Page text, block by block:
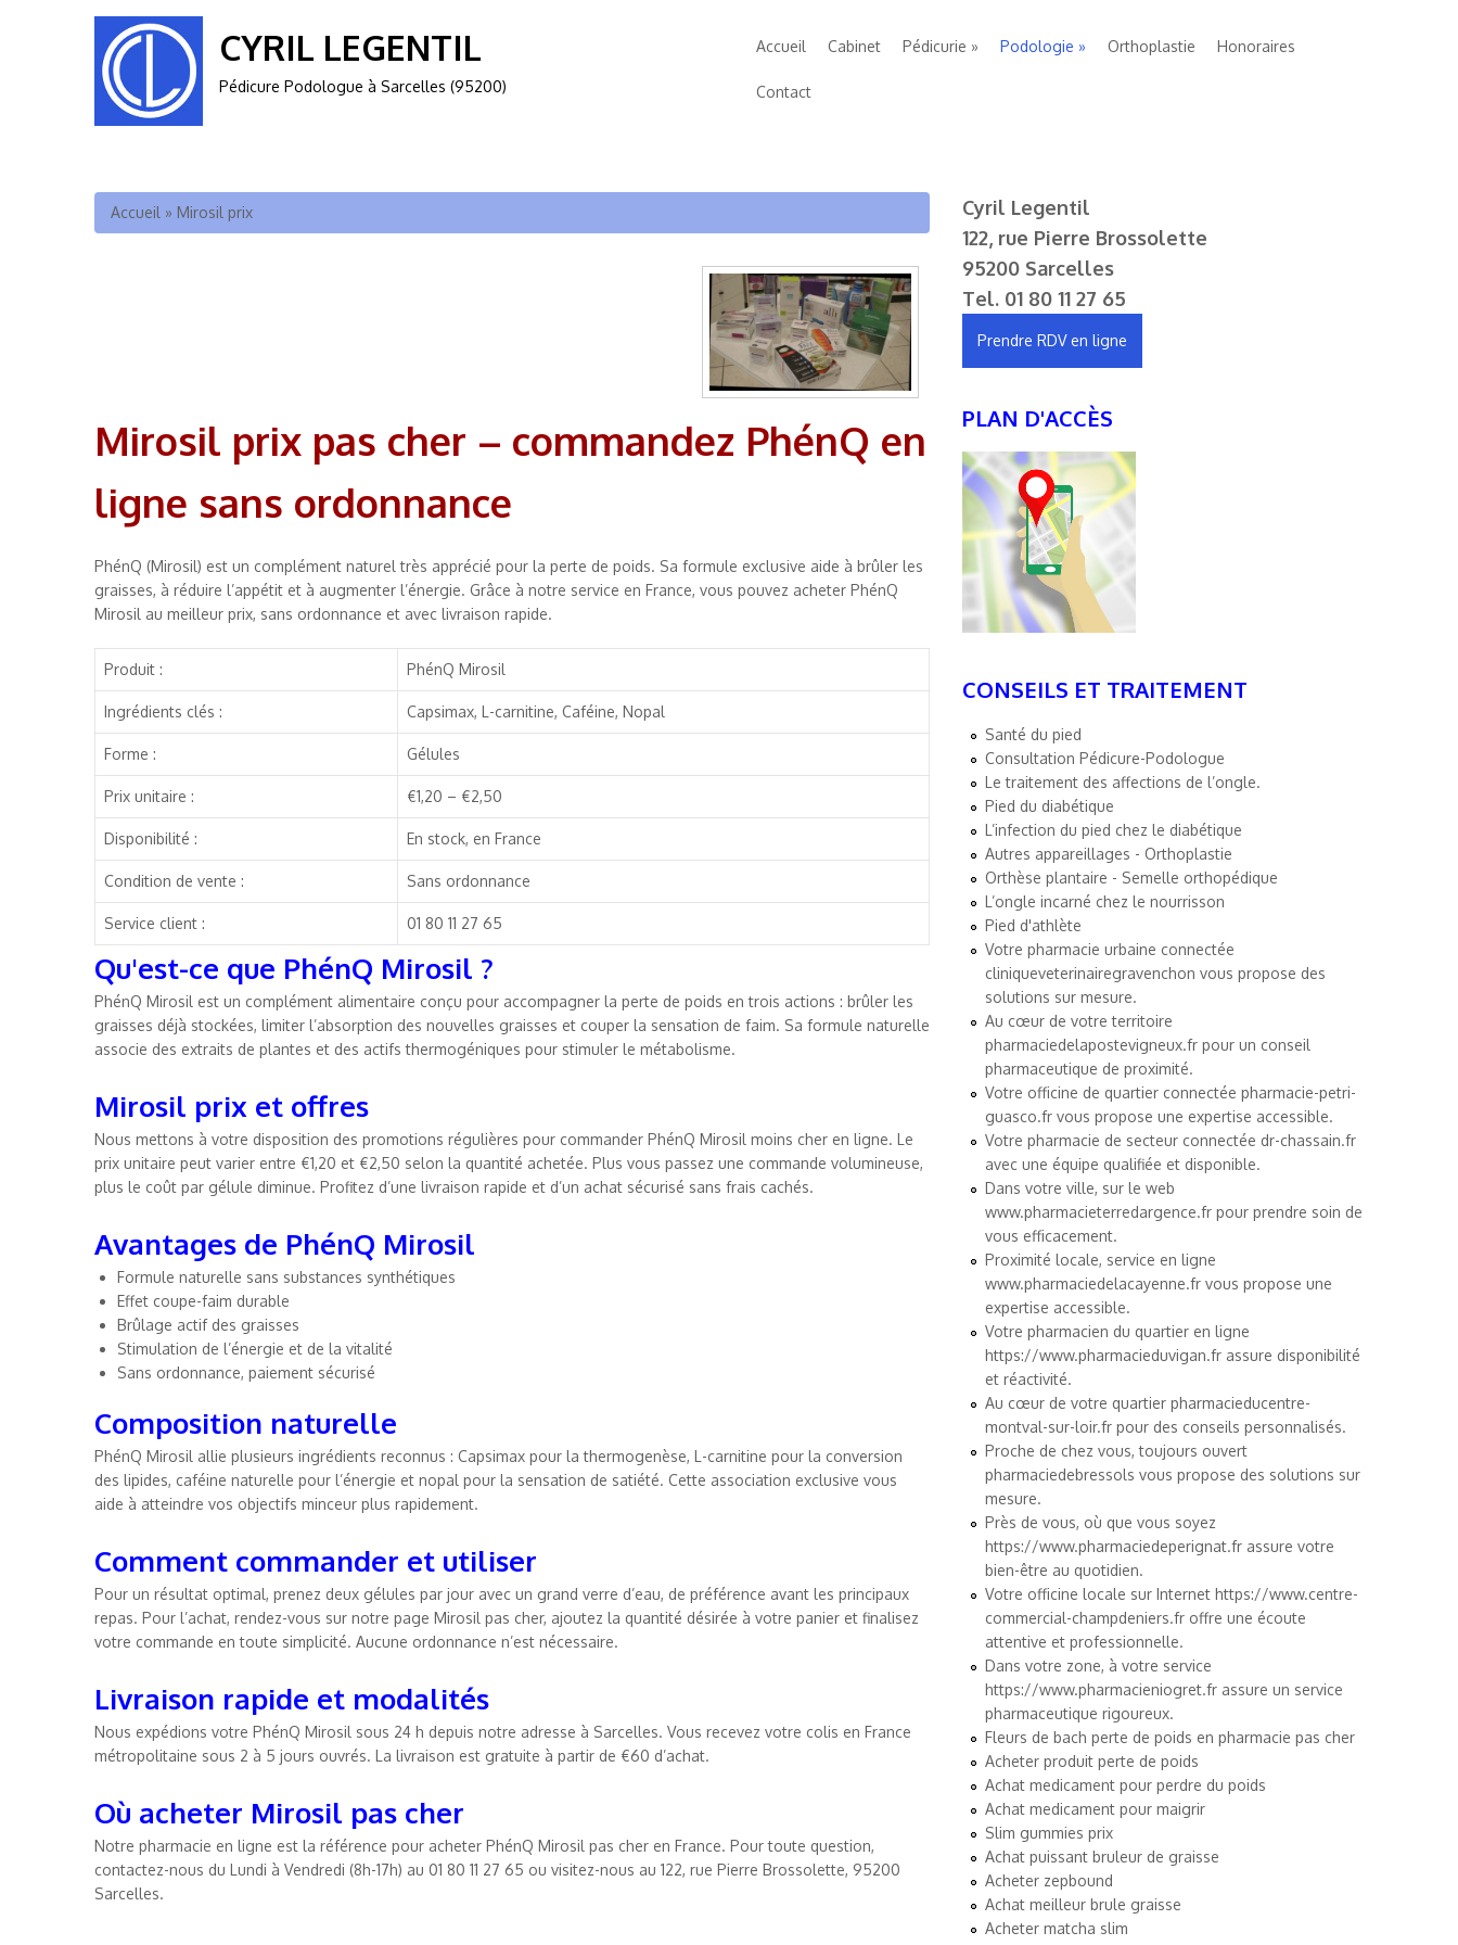
CYRIL LEGENTIL
Pédicure Podologue à Sarcelles (95200)
Accueil Cabinet Pédicurie Podologie Orthoplastie Honoraires
Contact
Vous êtes ici
Accueil » Mirosil prix
Mirosil prix pas cher – commandez PhénQ en
ligne sans ordonnance
PhénQ (Mirosil) est un complément naturel très apprécié pour la perte de poids. Sa formule exclusive aide à brûler les
graisses, à réduire l’appétit et à augmenter l’énergie. Grâce à notre service en France, vous pouvez acheter PhénQ
Mirosil au meilleur prix, sans ordonnance et avec livraison rapide.
Produit : PhénQ Mirosil
Ingrédients clés : Capsimax, L-carnitine, Caféine, Nopal
Forme : Gélules
Prix unitaire : €1,20 – €2,50
Disponibilité : En stock, en France
Condition de vente : Sans ordonnance
Service client : 01 80 11 27 65
Qu'est-ce que PhénQ Mirosil ?
PhénQ Mirosil est un complément alimentaire conçu pour accompagner la perte de poids en trois actions : brûler les
graisses déjà stockées, limiter l’absorption des nouvelles graisses et couper la sensation de faim. Sa formule naturelle
associe des extraits de plantes et des actifs thermogéniques pour stimuler le métabolisme.
Mirosil prix et offres
Nous mettons à votre disposition des promotions régulières pour commander PhénQ Mirosil moins cher en ligne. Le
prix unitaire peut varier entre €1,20 et €2,50 selon la quantité achetée. Plus vous passez une commande volumineuse,
plus le coût par gélule diminue. Profitez d’une livraison rapide et d’un achat sécurisé sans frais cachés.
Avantages de PhénQ Mirosil
Formule naturelle sans substances synthétiques
Effet coupe-faim durable
Brûlage actif des graisses
Stimulation de l’énergie et de la vitalité
Sans ordonnance, paiement sécurisé
Composition naturelle
PhénQ Mirosil allie plusieurs ingrédients reconnus : Capsimax pour la thermogenèse, L-carnitine pour la conversion
des lipides, caféine naturelle pour l’énergie et nopal pour la sensation de satiété. Cette association exclusive vous
aide à atteindre vos objectifs minceur plus rapidement.
Comment commander et utiliser
Pour un résultat optimal, prenez deux gélules par jour avec un grand verre d’eau, de préférence avant les principaux
repas. Pour l’achat, rendez-vous sur notre page Mirosil pas cher, ajoutez la quantité désirée à votre panier et finalisez
votre commande en toute simplicité. Aucune ordonnance n’est nécessaire.
Livraison rapide et modalités
Nous expédions votre PhénQ Mirosil sous 24 h depuis notre adresse à Sarcelles. Vous recevez votre colis en France
métropolitaine sous 2 à 5 jours ouvrés. La livraison est gratuite à partir de €60 d’achat.
Où acheter Mirosil pas cher
Notre pharmacie en ligne est la référence pour acheter PhénQ Mirosil pas cher en France. Pour toute question,
contactez-nous du Lundi à Vendredi (8h-17h) au 01 80 11 27 65 ou visitez-nous au 122, rue Pierre Brossolette, 95200
Sarcelles.
Cyril Legentil
122, rue Pierre Brossolette
95200 Sarcelles
Tel. 01 80 11 27 65
Prendre RDV en ligne
PLAN D'ACCÈS
CONSEILS ET TRAITEMENT
Santé du pied
Consultation Pédicure-Podologue
Le traitement des affections de l’ongle.
Pied du diabétique
L’infection du pied chez le diabétique
Autres appareillages - Orthoplastie
Orthèse plantaire - Semelle orthopédique
L’ongle incarné chez le nourrisson
Pied d'athlète
Votre pharmacie urbaine connectée
cliniqueveterinairegravenchon vous propose des
solutions sur mesure.
Au cœur de votre territoire
pharmaciedelapostevigneux.fr pour un conseil
pharmaceutique de proximité.
Votre officine de quartier connectée pharmacie-petri-
guasco.fr vous propose une expertise accessible.
Votre pharmacie de secteur connectée dr-chassain.fr
avec une équipe qualifiée et disponible.
Dans votre ville, sur le web
www.pharmacieterredargence.fr pour prendre soin de
vous efficacement.
Proximité locale, service en ligne
www.pharmaciedelacayenne.fr vous propose une
expertise accessible.
Votre pharmacien du quartier en ligne
https://www.pharmacieduvigan.fr assure disponibilité
et réactivité.
Au cœur de votre quartier pharmacieducentre-
montval-sur-loir.fr pour des conseils personnalisés.
Proche de chez vous, toujours ouvert
pharmaciedebressols vous propose des solutions sur
mesure.
Près de vous, où que vous soyez
https://www.pharmaciedeperignat.fr assure votre
bien-être au quotidien.
Votre officine locale sur Internet https://www.centre-
commercial-champdeniers.fr offre une écoute
attentive et professionnelle.
Dans votre zone, à votre service
https://www.pharmacieniogret.fr assure un service
pharmaceutique rigoureux.
Fleurs de bach perte de poids en pharmacie pas cher
Acheter produit perte de poids
Achat medicament pour perdre du poids
Achat medicament pour maigrir
Slim gummies prix
Achat puissant bruleur de graisse
Acheter zepbound
Achat meilleur brule graisse
Acheter matcha slim